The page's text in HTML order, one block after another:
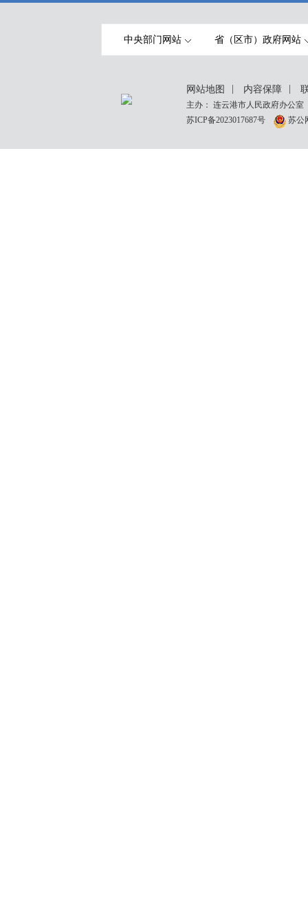
中央部门网站 省（区市）政府网站
网站地图 内容保障
主办： 连云港市人民政府办公
苏ICP备2023017687号
苏公